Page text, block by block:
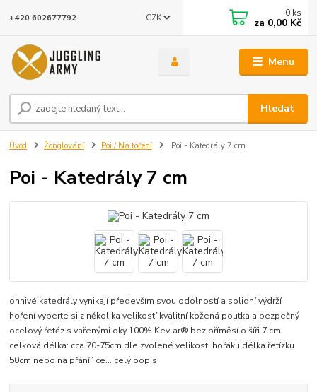
Menu
CZK
Hledat
+420 602677792 0 ks
za 0,00 Kč
Úvod Žonglování Poi / Na točení Poi - Katedrály 7 cm
Poi - Katedrály 7 cm
ohnivé katedrály vynikají především svou odolností a solidní výdrží
hoření vyberte si z několika velikostí kvalitní kožená poutka a bezpečný
ocelový řetěz s vařenými oky 100% Kevlar® bez příměsí o šíři 7 cm
celková délka: cca 70-75cm dle zvolené velikosti hořáku délka řetízku
50cm nebo na přání¨ ce... celý popis